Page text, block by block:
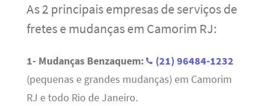
As 2 principais empresas de serviços de
fretes e mudanças em Camorim RJ:
1- Mudanças Benzaquem:
(21) 96484-1232
(pequenas e grandes mudanças) em Camorim
RJ e todo Rio de Janeiro.